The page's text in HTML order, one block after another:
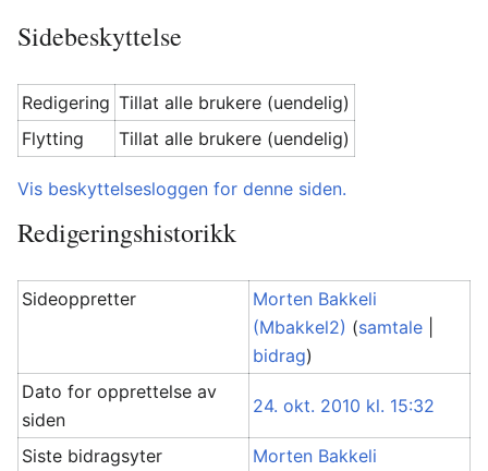
Sidebeskyttelse
Redigering Tillat alle brukere (uendelig)
Flytting
Tillat alle brukere (uendelig)
Vis beskyttelsesloggen for denne siden.
Redigeringshistorikk
Sideoppretter
Morten Bakkeli
(Mbakkel2) (samtale
bidrag)
Dato for opprettelse av
siden
24. okt. 2010 kl. 15:32
Siste bidragsyter
Morten Bakkeli